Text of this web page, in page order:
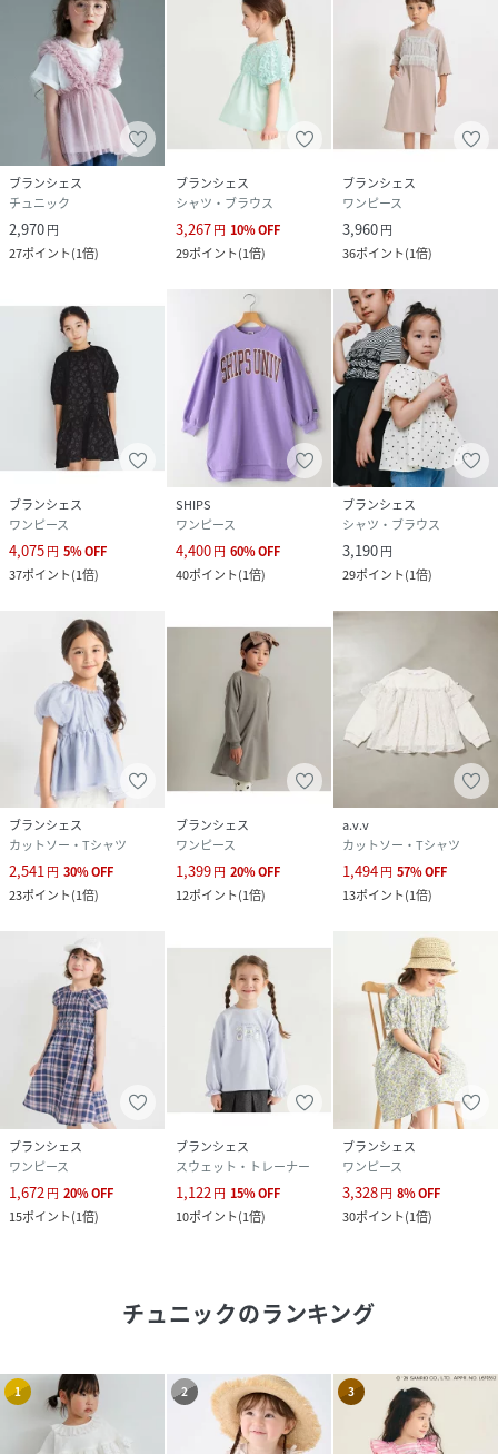
ブランシェス
チュニック
2,970円
27ポイント(1倍)
ブランシェス
シャツ・ブラウス
3,267円 10%OFF
29ポイント(1倍)
ブランシェス
ワンピース
3,960円
36ポイント(1倍)
ブランシェス
ワンピース
4,075円 5%OFF
37ポイント(1倍)
SHIPS
ワンピース
4,400円 60%OFF
40ポイント(1倍)
ブランシェス
シャツ・ブラウス
3,190円
29ポイント(1倍)
ブランシェス
カットソー・Tシャツ
2,541円 30%OFF
23ポイント(1倍)
ブランシェス
ワンピース
1,399円 20%OFF
12ポイント(1倍)
a.v.v
カットソー・Tシャツ
1,494円 57%OFF
13ポイント(1倍)
ブランシェス
ワンピース
1,672 円 20%OFF
15ポイント(1倍)
ブランシェス
スウェット・トレーナー
1,122 円 15%OFF
10ポイント(1倍)
ブランシェス
ワンピース
3,328円 8%OFF
30ポイント(1倍)
チュニックのランキング
1 2 3